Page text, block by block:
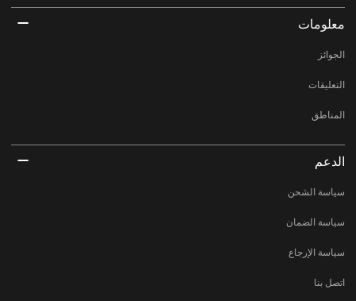
معلومات
الجوائز
التعليقات
المناطق
الدعم
سياسة الشحن
سياسة الضمان
سياسة الإرجاع
اتصل بنا